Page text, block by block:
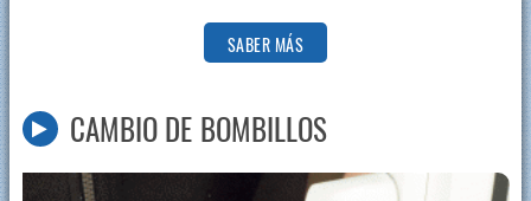
SABER MÁS
CAMBIO DE BOMBILLOS